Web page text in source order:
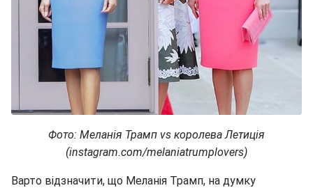
Фото: Меланія Трамп vs королева Летиція
(instagram.com/melaniatrumplovers)
Варто відзначити, що Меланія Трамп, на думку